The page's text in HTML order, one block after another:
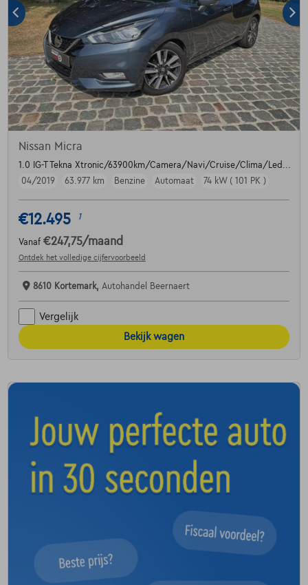
Nissan Micra
1.0 IG-T Tekna Xtronic/63900km/Camera/Navi/Cruise/Clima/Led...
04/2019
63.977 km Benzine Automaat 74 kW ( 101 PK )
€12.495 1
Vanaf €247,75/maand
Ontdek het volledige cijfervoorbeeld
8610 Kortemark, Autohandel Beernaert
Vergelijk
Bekijk wagen